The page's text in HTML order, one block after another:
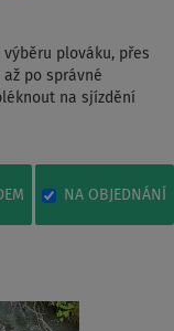
výběru plováku, přes
po správné
na sjízdění
NA OBJEDNÁNÍ